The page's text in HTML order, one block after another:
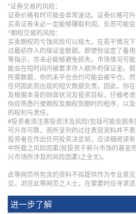
*证券交易的风险：
证券价格有时可能会非常波动。证券价格可升
买卖证券未必一定能够赚取利润，反而可能会
^期权交易的风险：
买卖期权的亏蚀风险可以极大。在若干情况
过最初存入的保证金数额。即使你设定了备用
等指示，亦未必能够避免损失。市场情况可
能会在短时间内被要求存入额外的保证金。
所需数额，你的未平仓合约可能会被平仓。
任何因此而出现的短欠数额负责。因此，你
及根据本身的财政状况及投资目标，仔细考
你应熟悉行使期权及期权到期时的程序，以
的权利与责任。
#投资者须注意投资涉及风险(包括可能会损
可升亦可跌，而所呈列的过往表现资料并不表
投资者在作出任何投资决定前，应详细阅读
中所载之风险因素(就投资于新兴市场的基金
兴市场所涉及的风险因素)之全文)。
此等网页所包含的资料不拟提供作为专业意
见，浏览此等网页之人士，在需要时应寻求适
进一步了解